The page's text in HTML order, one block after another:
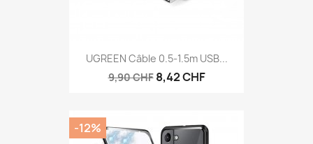
UGREEN Câble 0.5-1.5m USB...
9,90 CHF 8,42 CHF
-12%